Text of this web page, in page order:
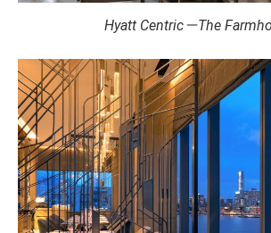
Hyatt Centric－The